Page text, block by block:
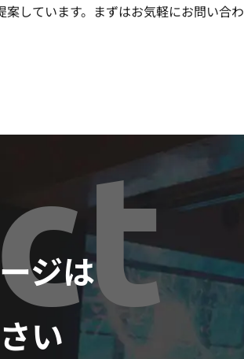
しています。まずはお気軽にお問い合わ
ジは
い